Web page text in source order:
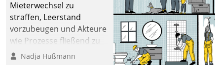
Mieterwechsel zu
straffen, Leerstand
vorzubeugen und Akteure
wie Prozesse fließend zu
vernetzen, nutzt die
Nadja Hußmann